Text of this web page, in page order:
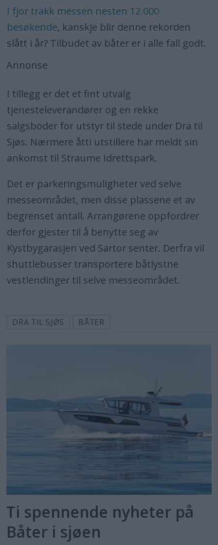
I fjor trakk messen nesten 12 000
besøkende, kanskje blir denne rekorden
slått i år? Tilbudet av båter er i alle fall godt.
Annonse
I tillegg er det et fint utvalg
tjenesteleverandører og en rekke
salgsboder for utstyr til stede under Dra til
Sjøs. Nærmere åtti utstillere har meldt sin
ankomst til Straume Idrettspark.
Det er parkeringsmuligheter ved selve
messeområdet, men disse plassene et av
begrenset antall. Arrangørene oppfordrer
derfor gjester til å benytte seg av
Kystbygarasjen ved Sartor senter. Derfra vil
shuttlebusser transportere båtlystne
vestlendinger til selve messeområdet.
DRA TIL SJØS BÅTER
Ti spennende nyheter på
Båter i sjøen